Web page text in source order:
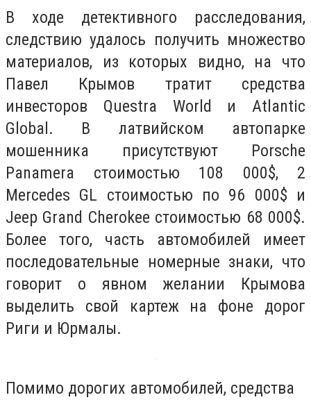
В ходе детективного расследования,
следствию удалось получить множество
материалов, из которых видно, на что
Павел Крымов тратит средства
инвесторов Questra World и Atlantic
Global. В латвийском автопарке
мошенника присутствуют Porsche
Panamera стоимостью 108 000$, 2
Mercedes GL стоимостью по 96 000$ и
Jeep Grand Cherokee стоимостью 68 000$.
Более того, часть автомобилей имеет
последовательные номерные знаки, что
говорит о явном желании Крымова
выделить свой картеж на фоне дорог
Риги и Юрмалы.
Помимо дорогих автомобилей, средства